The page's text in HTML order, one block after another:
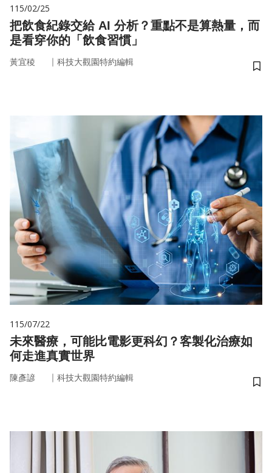
115/02/25
把飲食紀錄交給 AI 分析？重點不是算熱量，而
是看穿你的「飲食習慣」
黃宜稜 ｜ 科技大觀園特約編輯
儲
115/07/22
未來醫療，可能比電影更科幻？客製化治療如
何走進真實世界
陳彥諺 ｜ 科技大觀園特約編輯
儲